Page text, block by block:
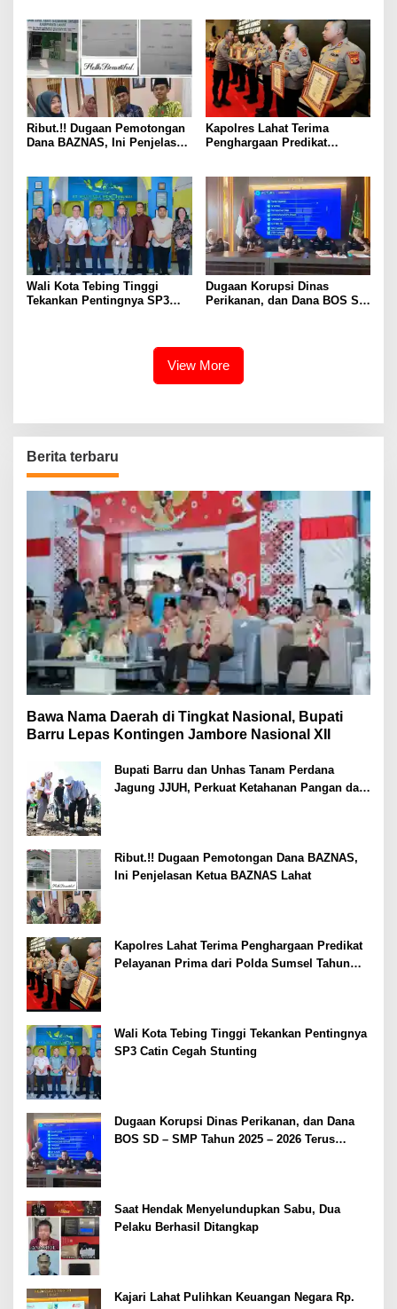
Ribut.!! Dugaan Pemotongan
Dana BAZNAS, Ini Penjelasan
Kapolres Lahat Terima
Penghargaan Predikat
Wali Kota Tebing Tinggi
Tekankan Pentingnya SP3
Dugaan Korupsi Dinas
Perikanan, dan Dana BOS SD
View More
Berita terbaru
Bawa Nama Daerah di Tingkat Nasional, Bupati
Barru Lepas Kontingen Jambore Nasional XII
Bupati Barru dan Unhas Tanam Perdana
Jagung JJUH, Perkuat Ketahanan Pangan dan
Ribut.!! Dugaan Pemotongan Dana BAZNAS,
Ini Penjelasan Ketua BAZNAS Lahat
Kapolres Lahat Terima Penghargaan Predikat
Pelayanan Prima dari Polda Sumsel Tahun
Wali Kota Tebing Tinggi Tekankan Pentingnya
SP3 Catin Cegah Stunting
Dugaan Korupsi Dinas Perikanan, dan Dana
BOS SD – SMP Tahun 2025 – 2026 Terus
Saat Hendak Menyelundupkan Sabu, Dua
Pelaku Berhasil Ditangkap
Kajari Lahat Pulihkan Keuangan Negara Rp.